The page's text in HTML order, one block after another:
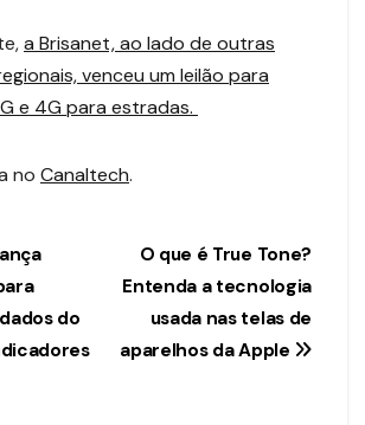
a Brisanet, ao lado de outras
venceu um leilão para
e 4G para estradas.
no Canaltech.
O que é True Tone?
Entenda a tecnologia
usada nas telas de
aparelhos da Apple
do